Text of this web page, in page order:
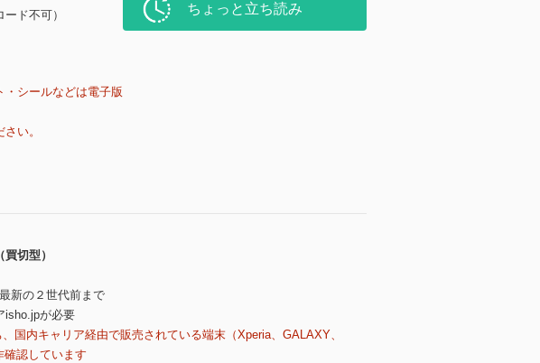
ド不可）
・シールなどは電子版
い。
ちょっと立ち読み
切型）
新の２世代前まで
isho.jpが必要
国内キャリア経由で販売されている端末（Xperia、GALAXY、
確認しています